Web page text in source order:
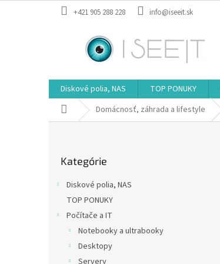
+421 905 288 228 info@iseeit.sk
Diskové polia, NAS TOP PONUKY
DomovDomácnosť, záhrada a lifestyle
kategórie
Kategórie
Diskové polia, NAS
TOP PONUKY
Počítače a IT
Notebooky a ultrabooky
Desktopy
Servery